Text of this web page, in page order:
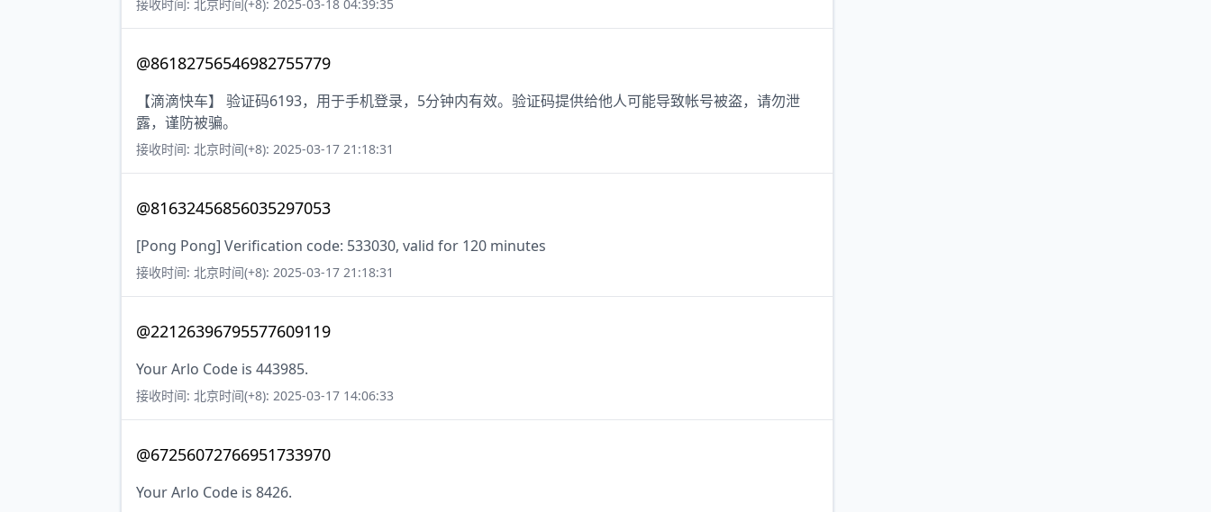
接收时间: 北京时间(+8): 2025-03-18 04:39:35
@86182756546982755779
【滴滴快车】 验证码6193，用于手机登录，5分钟内有效。验证码提供给他人可能导致帐号被盗，请勿泄
露，谨防被骗。
接收时间: 北京时间(+8): 2025-03-17 21:18:31
@81632456856035297053
[Pong Pong] Verification code: 533030, valid for 120 minutes
接收时间: 北京时间(+8): 2025-03-17 21:18:31
@22126396795577609119
Your Arlo Code is 443985.
接收时间: 北京时间(+8): 2025-03-17 14:06:33
@67256072766951733970
Your Arlo Code is 8426.